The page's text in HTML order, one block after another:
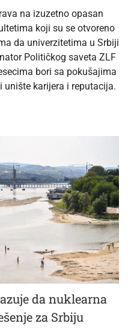
na izuzetno opasan
koji su se otvoreno
da univerzitetima u Srbiji
Političkog saveta ZLF
bori sa pokušajima
karijera i reputacija.
da nuklearna
za Srbiju